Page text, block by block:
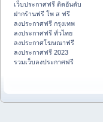
เว็บประกาศฟรี ติดอันดับ
ฝากร้านฟรี โพ ส ฟรี
ลงประกาศฟรี กรุงเทพ
ลงประกาศฟรี ทั่วไทย
ลงประกาศโฆษณาฟรี
ลงประกาศฟรี 2023
รวมเว็บลงประกาศฟรี